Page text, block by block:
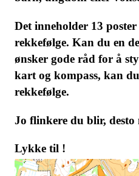
Det inneholder 13
rekkefølge. Kan du en
ønsker gode råd for å
kart og kompass, kan
rekkefølge.
Jo flinkere du blir, desto
Lykke til !